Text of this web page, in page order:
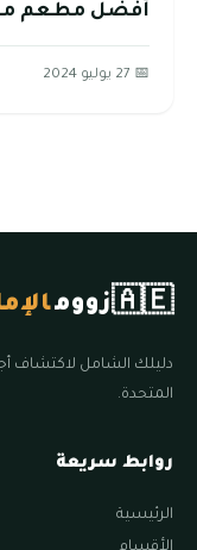
أفضل مطعم
📅 27 يوليو 2024
🇦🇪زووم
دليلك الشامل لاكتشاف
المتحدة.
روابط سريعة
الرئيسية